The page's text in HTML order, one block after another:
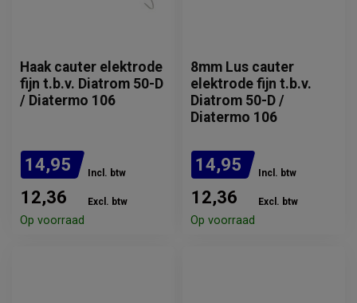
Haak cauter elektrode
fijn t.b.v. Diatrom 50-D
/ Diatermo 106
14,95 Incl. btw
12,36 Excl. btw
Op voorraad
8mm Lus cauter
elektrode fijn t.b.v.
Diatrom 50-D /
Diatermo 106
14,95 Incl. btw
12,36 Excl. btw
Op voorraad